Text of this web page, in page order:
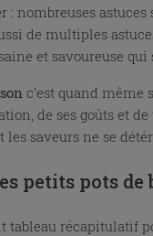
: nombreuses
de multiples
et savoureuse qui
c’est quand même
de ses goûts et
saveurs ne se
petits pots de
tableau récapitulatif